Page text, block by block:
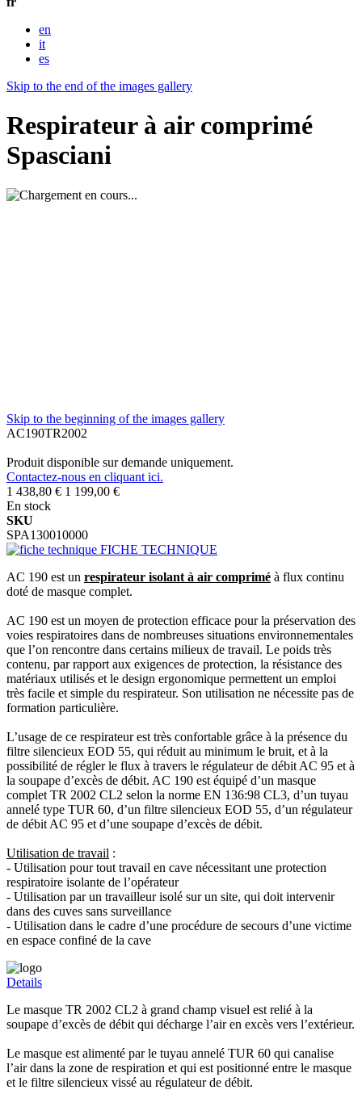
en
it
es
Skip to the end of the images gallery
Respirateur à air comprimé
Spasciani
Skip to the beginning of the images gallery
AC190TR2002
Produit disponible sur demande uniquement.
Contactez-nous en cliquant ici.
1 438,80 € 1 199,00 €
En stock
SKU
SPA130010000
FICHE TECHNIQUE
AC 190 est un respirateur isolant à air comprimé à flux continu
doté de masque complet.
AC 190 est un moyen de protection efficace pour la préservation des
voies respiratoires dans de nombreuses situations environnementales
que l’on rencontre dans certains milieux de travail. Le poids très
contenu, par rapport aux exigences de protection, la résistance des
matériaux utilisés et le design ergonomique permettent un emploi
très facile et simple du respirateur. Son utilisation ne nécessite pas de
formation particulière.
L’usage de ce respirateur est très confortable grâce à la présence du
filtre silencieux EOD 55, qui réduit au minimum le bruit, et à la
possibilité de régler le flux à travers le régulateur de débit AC 95 et à
la soupape d’excès de débit. AC 190 est équipé d’un masque
complet TR 2002 CL2 selon la norme EN 136:98 CL3, d’un tuyau
annelé type TUR 60, d’un filtre silencieux EOD 55, d’un régulateur
de débit AC 95 et d’une soupape d’excès de débit.
Utilisation de travail :
- Utilisation pour tout travail en cave nécessitant une protection
respiratoire isolante de l’opérateur
- Utilisation par un travailleur isolé sur un site, qui doit intervenir
dans des cuves sans surveillance
- Utilisation dans le cadre d’une procédure de secours d’une victime
en espace confiné de la cave
Details
Le masque TR 2002 CL2 à grand champ visuel est relié à la
soupape d’excès de débit qui décharge l’air en excès vers l’extérieur.
Le masque est alimenté par le tuyau annelé TUR 60 qui canalise
l’air dans la zone de respiration et qui est positionné entre le masque
et le filtre silencieux vissé au régulateur de débit.